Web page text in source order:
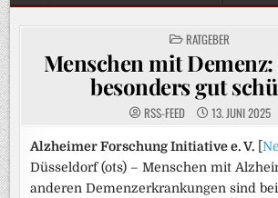
POSTED
IN
RATGEBER
Menschen mit
besonders gut
RSS-FEED 13. JUNI 2025
Alzheimer Forschung Initiative e. V. [
Düsseldorf (ots) – Menschen mit
anderen Demenzerkrankungen sind